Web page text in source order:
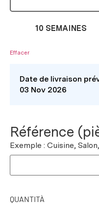
10 SEMAINES
Effacer
Date de livraison
03 Nov 2026
Référence
Exemple : Cuisine,
QUANTITÀ